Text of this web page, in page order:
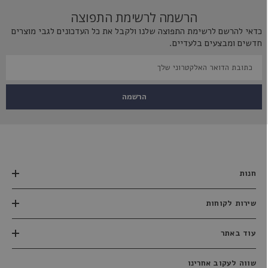
הרשמה לרשימת התפוצה
כדאי להרשם לרשימת התפוצה שלנו ולקבל את כל העדכונים לגבי מוצרים
חדשים ומבצעים בלעדיים.
הרשמה
חנות
שירות לקוחות
עוד באתר
שווה לעקוב אחרינו